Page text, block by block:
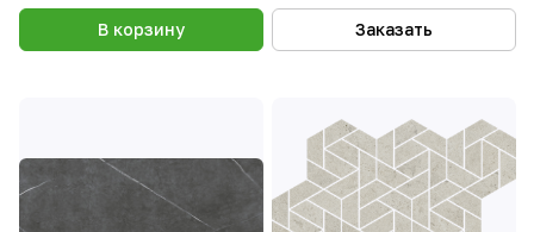
В корзину Заказать